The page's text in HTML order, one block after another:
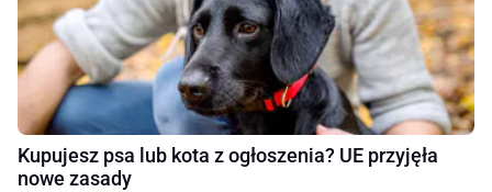
Kupujesz psa lub kota z ogłoszenia? UE przyjęła
nowe zasady